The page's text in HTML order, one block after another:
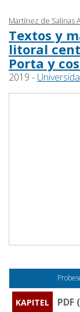
Martínez de Salinas
Textos y
litoral
Porta y
2019 -
KAPITEL
PDF